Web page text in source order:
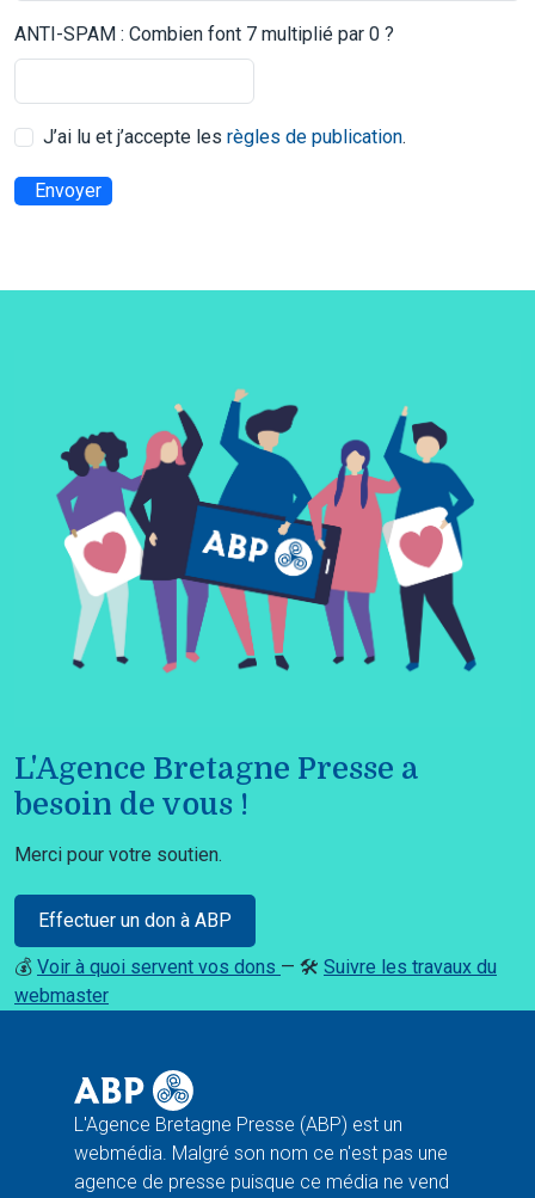
ANTI-SPAM : Combien font 7 multiplié par 0 ?
J’ai lu et j’accepte les règles de publication.
Envoyer
L'Agence Bretagne Presse a
besoin de vous !
Merci pour votre soutien.
Effectuer un don à ABP
💰 Voir à quoi servent vos dons — 🛠️ Suivre les travaux du
webmaster
L'Agence Bretagne Presse (ABP) est un
webmédia. Malgré son nom ce n'est pas une
agence de presse puisque ce média ne vend